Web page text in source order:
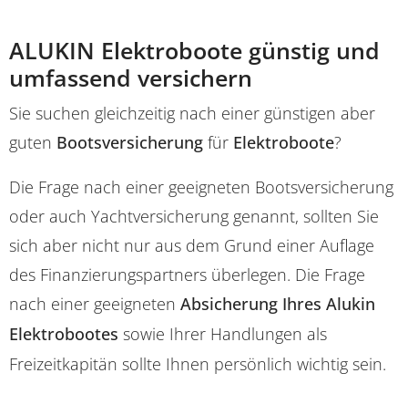
ALUKIN Elektroboote günstig und
umfassend versichern
Sie suchen gleichzeitig nach einer günstigen aber
guten Bootsversicherung für Elektroboote?
Die Frage nach einer geeigneten Bootsversicherung
oder auch Yachtversicherung genannt, sollten Sie
sich aber nicht nur aus dem Grund einer Auflage
des Finanzierungspartners überlegen. Die Frage
nach einer geeigneten Absicherung Ihres Alukin
Elektrobootes sowie Ihrer Handlungen als
Freizeitkapitän sollte Ihnen persönlich wichtig sein.